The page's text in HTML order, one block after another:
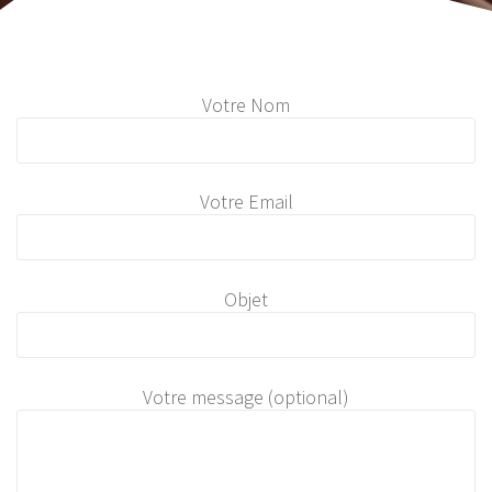
Votre Nom
Votre Email
Objet
Votre message (optional)